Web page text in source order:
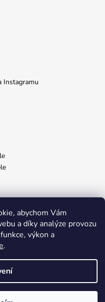
abychom Vám
a díky analýze provozu
výkon a
.
Věříme, že u nás najdeš vše,
Instagramu